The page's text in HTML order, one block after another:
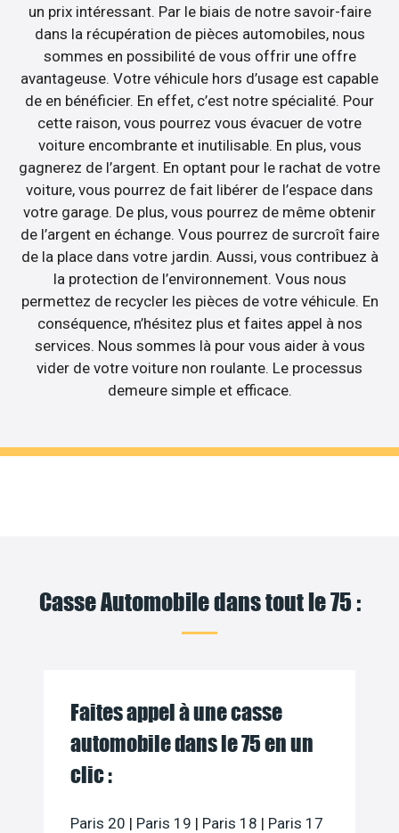
un prix intéressant. Par le biais de notre savoir-faire
dans la récupération de pièces automobiles, nous
sommes en possibilité de vous offrir une offre
avantageuse. Votre véhicule hors d’usage est capable
de en bénéficier. En effet, c’est notre spécialité. Pour
cette raison, vous pourrez vous évacuer de votre
voiture encombrante et inutilisable. En plus, vous
gagnerez de l’argent. En optant pour le rachat de votre
voiture, vous pourrez de fait libérer de l’espace dans
votre garage. De plus, vous pourrez de même obtenir
de l’argent en échange. Vous pourrez de surcroît faire
de la place dans votre jardin. Aussi, vous contribuez à
la protection de l’environnement. Vous nous
permettez de recycler les pièces de votre véhicule. En
conséquence, n’hésitez plus et faites appel à nos
services. Nous sommes là pour vous aider à vous
vider de votre voiture non roulante. Le processus
demeure simple et efficace.
Casse Automobile dans tout le 75 :
Faites appel à une casse
automobile dans le 75 en un
clic :
Paris 20 | Paris 19 | Paris 18 | Paris 17